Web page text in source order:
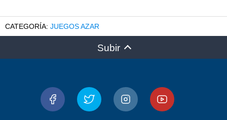
JUEGOS AZAR
Subir